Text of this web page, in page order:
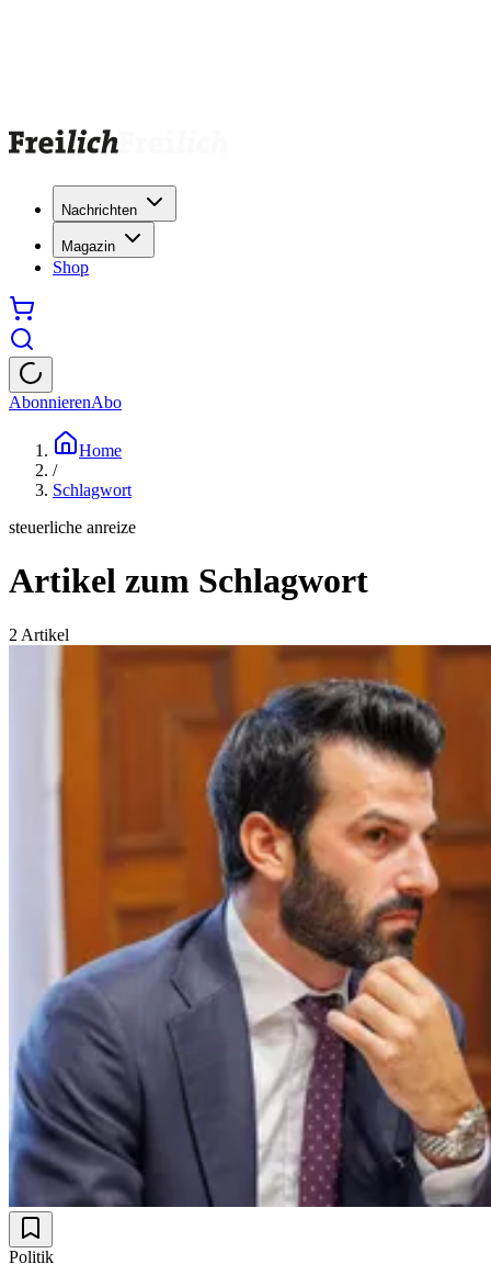
Nachrichten
Magazin
Shop
AbonnierenAbo
Home
/
Schlagwort
steuerliche anreize
Artikel zum Schlagwort
2 Artikel
Politik